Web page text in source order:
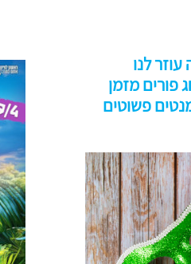
לנו
פורים מזמן
פשוטים